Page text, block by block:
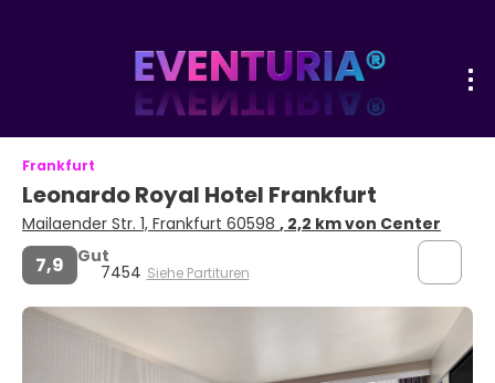
Frankfurt
Leonardo Royal Hotel Frankfurt
Mailaender Str. 1, Frankfurt 60598 , 2,2 km von Center
7,9 Gut
7454 Siehe Partituren